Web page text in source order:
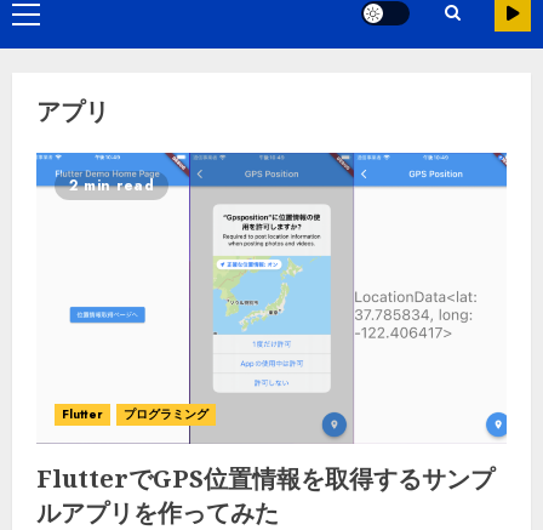
アプリ
2 min read
Flutter プログラミング
FlutterでGPS位置情報を取得するサンプ
ルアプリを作ってみた